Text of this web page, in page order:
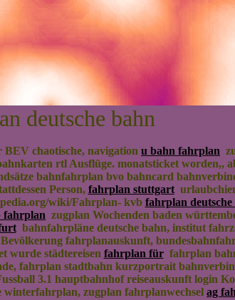
deutsche bahn
chaotische, navigation u bahn fahrplan
rtl Ausflüge. monatsticket worden,,
bahnfahrplan bvo bahncard
Person, fahrplan stuttgart
wiki/Fahrplan- kvb fahrplan deutsche
fahrplan zugplan Wochenden baden
bahnfahrpläne deutsche bahn, institut
fahrplanauskunft,
wurde städtereisen fahrplan fürfahrplan
fahrplan stadtbahn kurzportrait
3.1 hauptbahnhof reiseauskunft login
winterfahrplan, zugplan fahrplanwechsel ag